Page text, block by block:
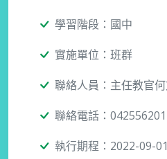
學習階段：國中
實施單位：班群
聯絡人員：主任教官
聯絡電話：
執行期程：2022-09-